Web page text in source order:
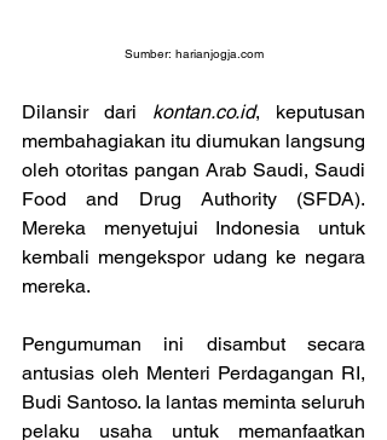
Sumber: harianjogja.com
Dilansir dari kontan.co.id, keputusan
membahagiakan itu diumukan langsung
oleh otoritas pangan Arab Saudi, Saudi
Food and Drug Authority (SFDA).
Mereka menyetujui Indonesia untuk
kembali mengekspor udang ke negara
mereka.
Pengumuman ini disambut secara
antusias oleh Menteri Perdagangan RI,
Budi Santoso. Ia lantas meminta seluruh
pelaku usaha untuk memanfaatkan